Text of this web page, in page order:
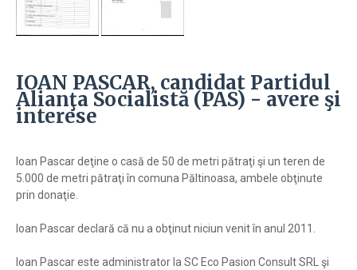
IOAN PASCAR, candidat Partidul
Alianţa Socialistă (PAS) - avere şi
interese
Ioan Pascar deţine o casă de 50 de metri pătraţi şi un teren de
5.000 de metri pătraţi în comuna Păltinoasa, ambele obţinute
prin donaţie.
Ioan Pascar declară că nu a obţinut niciun venit în anul 2011.
Ioan Pascar este administrator la SC Eco Pasion Consult SRL şi